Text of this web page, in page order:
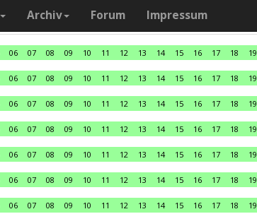
Archiv Forum Impressum
06 07 08 09 10 11 12 13 14 15 16 17 18 19
06 07 08 09 10 11 12 13 14 15 16 17 18 19
06 07 08 09 10 11 12 13 14 15 16 17 18 19
06 07 08 09 10 11 12 13 14 15 16 17 18 19
06 07 08 09 10 11 12 13 14 15 16 17 18 19
06 07 08 09 10 11 12 13 14 15 16 17 18 19
06 07 08 09 10 11 12 13 14 15 16 17 18 19